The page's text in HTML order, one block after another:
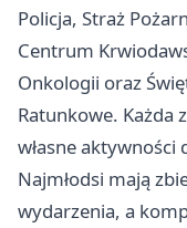
Policja, Straż
Centrum
Onkologii oraz
Ratunkowe. Każda
własne aktywności
Najmłodsi mają
wydarzenia, a